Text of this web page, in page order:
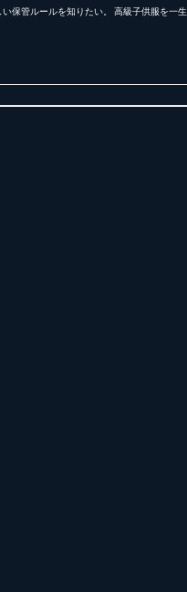
保管ルールを知りたい。 高級子供服を一生